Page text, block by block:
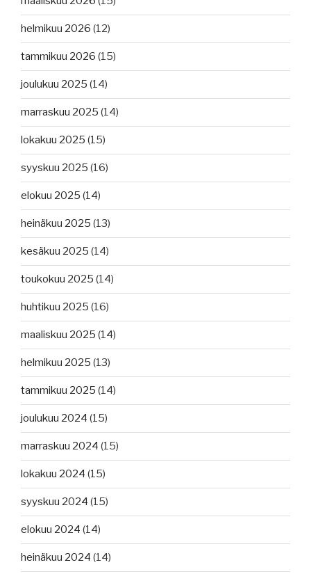
helmikuu 2026 (12)
tammikuu 2026 (15)
joulukuu 2025 (14)
marraskuu 2025 (14)
lokakuu 2025 (15)
syyskuu 2025 (16)
elokuu 2025 (14)
heinäkuu 2025 (13)
kesäkuu 2025 (14)
toukokuu 2025 (14)
huhtikuu 2025 (16)
maaliskuu 2025 (14)
helmikuu 2025 (13)
tammikuu 2025 (14)
joulukuu 2024 (15)
marraskuu 2024 (15)
lokakuu 2024 (15)
syyskuu 2024 (15)
elokuu 2024 (14)
heinäkuu 2024 (14)